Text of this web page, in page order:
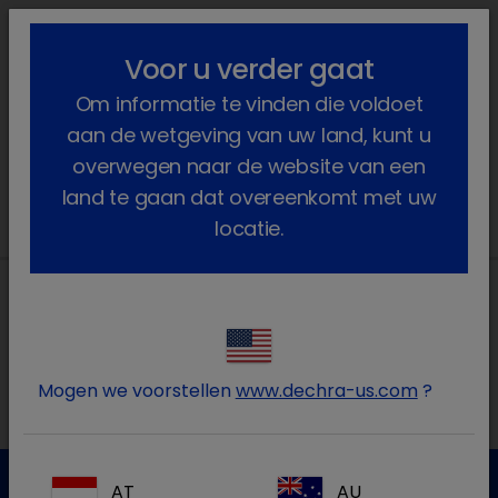
lock_outline search menu
In afwachting van goedkeuring
Lokale adressen in België
Voor u verder gaat
Om informatie te vinden die voldoet
aan de wetgeving van uw land, kunt u
overwegen naar de website van een
land te gaan dat overeenkomt met uw
locatie.
Mogen we voorstellen www.dechra-us.com ?
AT AU